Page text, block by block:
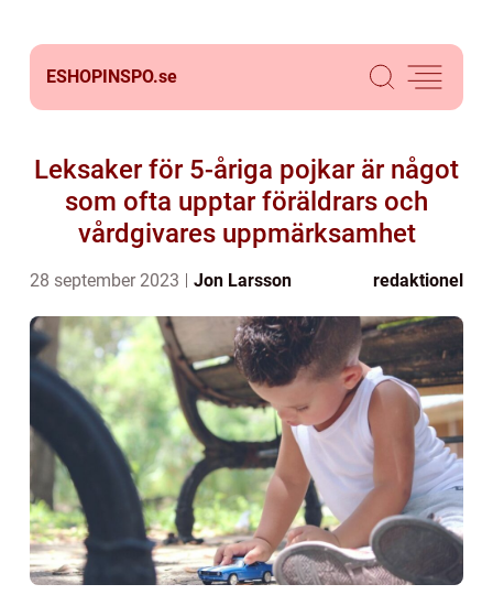
ESHOPINSPO.se
Leksaker för 5-åriga pojkar är något
som ofta upptar föräldrars och
vårdgivares uppmärksamhet
28 september 2023 Jon Larsson redaktionel